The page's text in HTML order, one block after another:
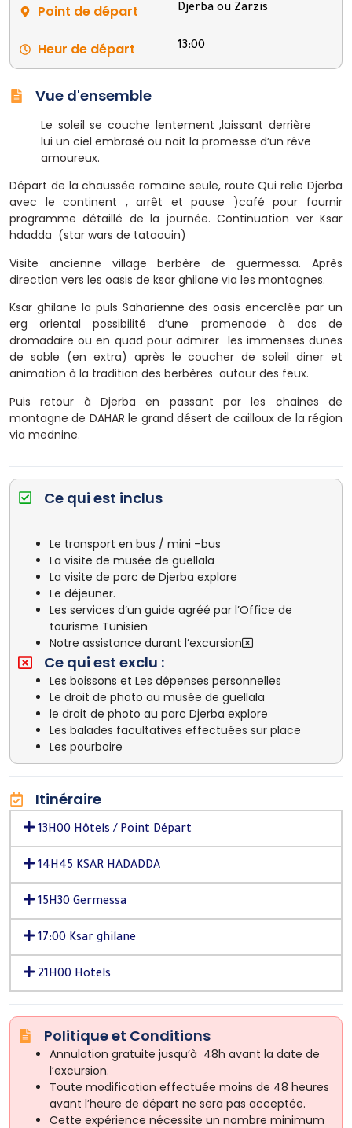
Point de départ Djerba ou Zarzis
Heur de départ 13:00
Vue d'ensemble
Le soleil se couche lentement ,laissant derrière
lui un ciel embrasé ou nait la promesse d’un rêve
amoureux.
Départ de la chaussée romaine seule, route Qui relie Djerba
avec le continent , arrêt et pause )café pour fournir
programme détaillé de la journée. Continuation ver Ksar
hdadda (star wars de tataouin)
Visite ancienne village berbère de guermessa. Après
direction vers les oasis de ksar ghilane via les montagnes.
Ksar ghilane la puls Saharienne des oasis encerclée par un
erg oriental possibilité d’une promenade à dos de
dromadaire ou en quad pour admirer les immenses dunes
de sable (en extra) après le coucher de soleil diner et
animation à la tradition des berbères autour des feux.
Puis retour à Djerba en passant par les chaines de
montagne de DAHAR le grand désert de cailloux de la région
via mednine.
Ce qui est inclus
Le transport en bus / mini –bus
La visite de musée de guellala
La visite de parc de Djerba explore
Le déjeuner.
Les services d’un guide agréé par l’Office de
tourisme Tunisien
Notre assistance durant l’excursion
Ce qui est exclu :
Les boissons et Les dépenses personnelles
Le droit de photo au musée de guellala
le droit de photo au parc Djerba explore
Les balades facultatives effectuées sur place
Les pourboire
Itinéraire
13H00 Hôtels / Point Départ
14H45 KSAR HADADDA
15H30 Germessa
17:00 Ksar ghilane
21H00 Hotels
Politique et Conditions
Annulation gratuite jusqu’à 48h avant la date de
l’excursion.
Toute modification effectuée moins de 48 heures
avant l’heure de départ ne sera pas acceptée.
Cette expérience nécessite un nombre minimum